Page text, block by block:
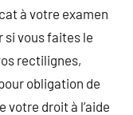
à votre examen
si vous faites le
rectilignes,
obligation de
votre droit à l’aide